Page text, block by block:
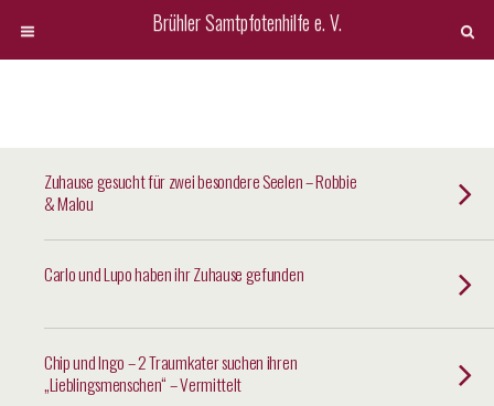
Brühler Samtpfotenhilfe e. V.
Zuhause gesucht für zwei besondere Seelen – Robbie
& Malou
Carlo und Lupo haben ihr Zuhause gefunden
Chip und Ingo – 2 Traumkater suchen ihren
„Lieblingsmenschen“ – Vermittelt